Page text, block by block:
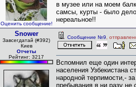
Оценить сообщение!
в музее или на моем
самсы, курты - было
нереальное!!
Snower
Завсегдатай (#392)
Киев
Отчеты
Рейтинг: 3217
Сообщение №9 ,
Вспомнил еще один
населения Узбекистана
народной терпимости,-
пребывания я ни разу